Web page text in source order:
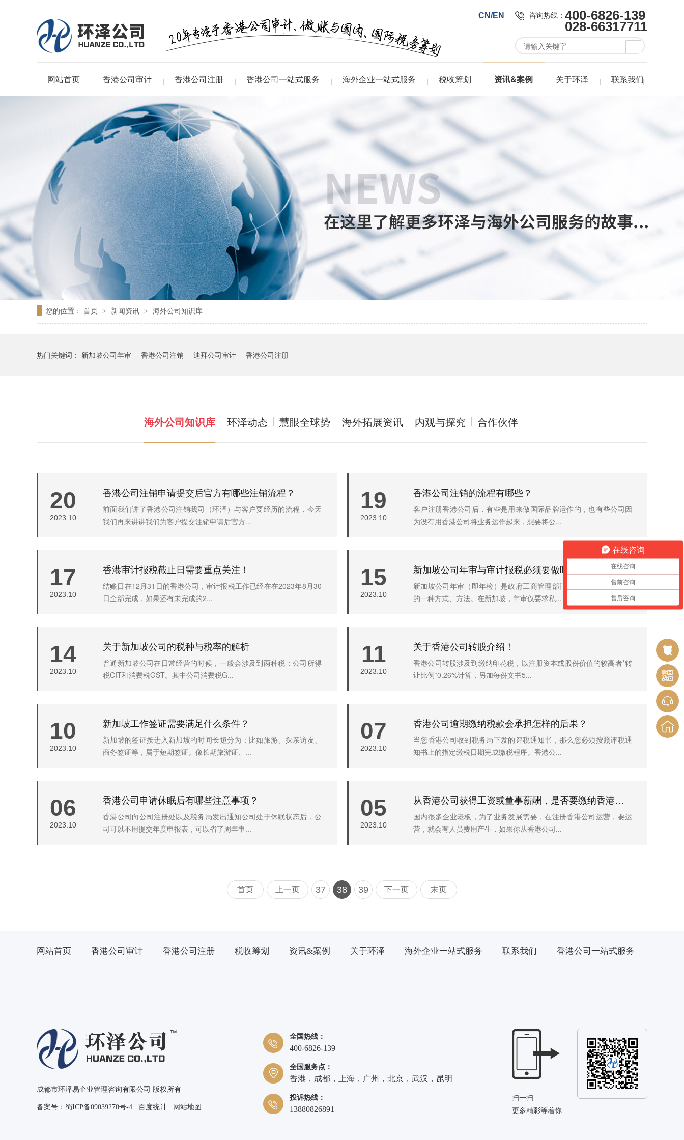
CN/EN 咨询热线： 400-6826-139
028-66317711
网站首页 香港公司审计 香港公司注册 香港公司一站式服务 海外企业一站式服务 税收筹划 资讯&案例 关于环泽 联系我们
您的位置： 首页 > 新闻资讯 > 海外公司知识库
热门关键词： 新加坡公司年审 香港公司注销 迪拜公司审计 香港公司注册
海外公司知识库 环泽动态 慧眼全球势 海外拓展资讯 内观与探究 合作伙伴
20
2023.10
香港公司注销申请提交后官方有哪些注销流程？
前面我们讲了香港公司注销我司（环泽）与客户要经历的流程，今天
我们再来讲讲我们为客户提交注销申请后官方...
19
2023.10
香港公司注销的流程有哪些？
客户注册香港公司后，有些是用来做国际品牌运作的，也有些公司因
为没有用香港公司将业务运作起来，想要将公...
17
2023.10
香港审计报税截止日需要重点关注！
结账日在12月31日的香港公司，审计报税工作已经在在2023年8月30
日全部完成，如果还有未完成的2...
15
2023.10
新加坡公司年审与审计报税必须要做吗？
新加坡公司年审（即年检）是政府工商管理部门监督与管理注册公司
的一种方式、方法。在新加坡，年审仅要求私...
14
2023.10
关于新加坡公司的税种与税率的解析
普通新加坡公司在日常经营的时候，一般会涉及到两种税：公司所得
税CIT和消费税GST。其中公司消费税G...
11
2023.10
关于香港公司转股介绍！
香港公司转股涉及到缴纳印花税，以注册资本或股份价值的较高者*转
让比例*0.26%计算，另加每份文书5...
10
2023.10
新加坡工作签证需要满足什么条件？
新加坡的签证按进入新加坡的时间长短分为：比如旅游、探亲访友、
商务签证等，属于短期签证。像长期旅游证、...
07
2023.10
香港公司逾期缴纳税款会承担怎样的后果？
当您香港公司收到税务局下发的评税通知书，那么您必须按照评税通
知书上的指定缴税日期完成缴税程序。香港公...
06
2023.10
香港公司申请休眠后有哪些注意事项？
香港公司向公司注册处以及税务局发出通知公司处于休眠状态后，公
司可以不用提交年度申报表，可以省了周年申...
05
2023.10
从香港公司获得工资或董事薪酬，是否要缴纳香港的薪俸税?
国内很多企业老板，为了业务发展需要，在注册香港公司运营，要运
营，就会有人员费用产生，如果你从香港公司...
首页 上一页 37 38 39 下一页 末页
网站首页 香港公司审计 香港公司注册 税收筹划 资讯&案例 关于环泽 海外企业一站式服务 联系我们 香港公司一站式服务
成都市环泽易企业管理咨询有限公司 版权所有
备案号： 蜀ICP备09039270号-4 百度统计 网站地图
全国热线：
400-6826-139
全国服务点：
香港，成都，上海，广州，北京，武汉，昆明
投诉热线：
13880826891
扫一扫
更多精彩等着你
在线咨询
在线咨询
售前咨询
售后咨询